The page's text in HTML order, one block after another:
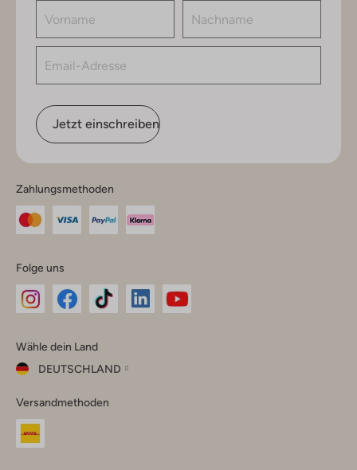
Jetzt einschreiben
Zahlungsmethoden
Folge uns
Instagram
Facebook
TikTok
Wähle dein Land
DEUTSCHLAND
dein
Land
Versandmethoden